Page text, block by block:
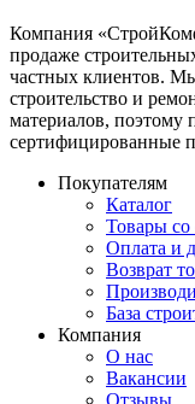
Компания
продаже
частных клиентов.
строительство и
материалов, поэтому
сертифицированные
Покупателям
Каталог
Товары со
Оплата и
Возврат
База
Компания
О нас
Вакансии